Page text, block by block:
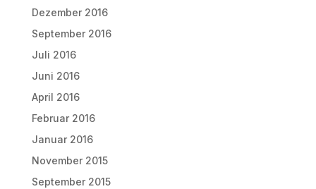
Dezember 2016
September 2016
Juli 2016
Juni 2016
April 2016
Februar 2016
Januar 2016
November 2015
September 2015